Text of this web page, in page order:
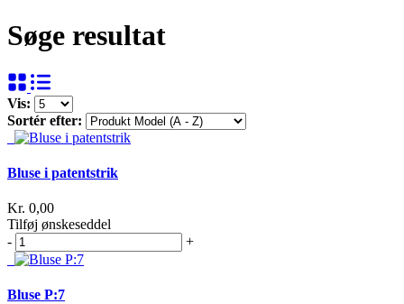
Søge resultat
Vis:
Sortér efter:
Bluse i patentstrik
Kr. 0,00
Tilføj ønskeseddel
-
+
Bluse P:7